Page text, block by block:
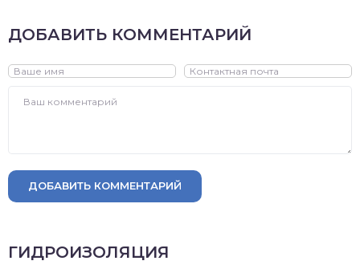
ДОБАВИТЬ КОММЕНТАРИЙ
ДОБАВИТЬ КОММЕНТАРИЙ
ГИДРОИЗОЛЯЦИЯ